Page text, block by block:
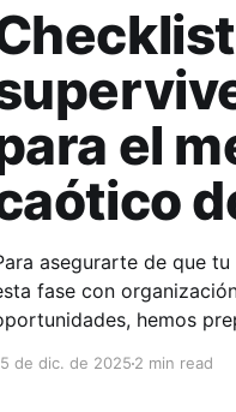
el
asegurarte de que
fase con
hemos
de dic. de 20252 min read